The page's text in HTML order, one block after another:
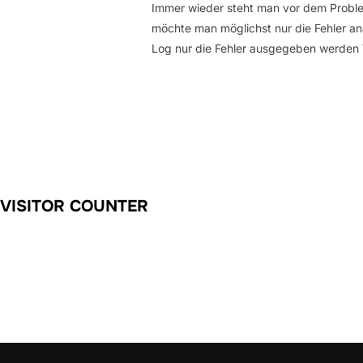
Immer wieder steht man vor dem
möchte man möglichst nur die Fehler
Log nur die Fehler ausgegeben
VISITOR COUNTER